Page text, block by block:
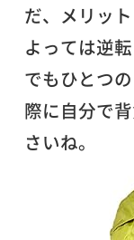
だ、メリッ
よっては逆
でもひとつ
際に自分で
さいね。